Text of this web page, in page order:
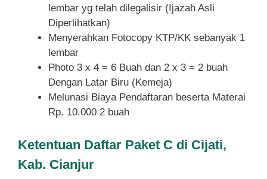
lembar yg telah dilegalisir (Ijazah Asli
Diperlihatkan)
Menyerahkan Fotocopy KTP/KK sebanyak 1
lembar
Photo 3 x 4 = 6 Buah dan 2 x 3 = 2 buah
Dengan Latar Biru (Kemeja)
Melunasi Biaya Pendaftaran beserta Materai
Rp. 10.000 2 buah
Ketentuan Daftar Paket C di Cijati,
Kab. Cianjur